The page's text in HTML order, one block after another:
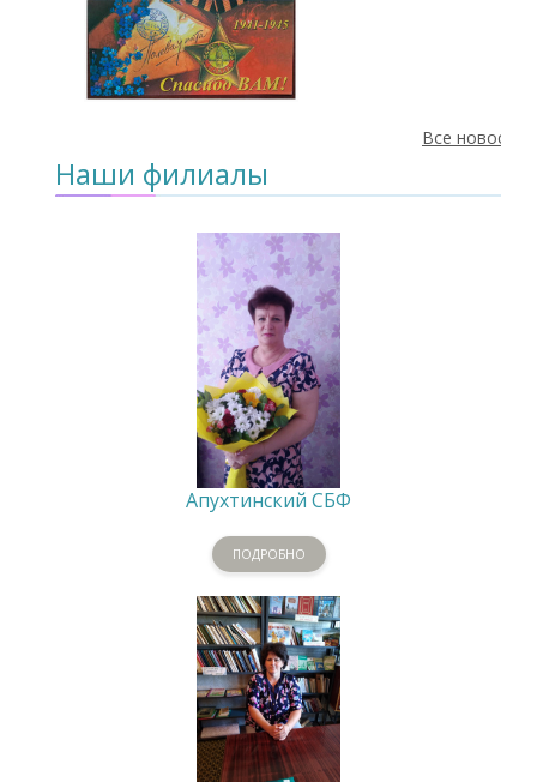
Все новости
Наши филиалы
Апухтинский СБФ
ПОДРОБНО